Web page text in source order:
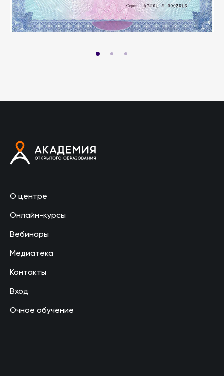
О центре
Онлайн-курсы
Вебинары
Медиатека
Контакты
Вход
Очное обучение